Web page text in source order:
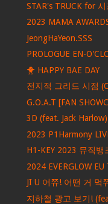
STAR's TRUCK for 시
2023 MAMA
JeongHaYeon.SSS
PROLOGUE EN-
🐥 HAPPY BAE DAY
전지적 그리드 시점
G.O.A.T [FAN
3D (feat. Jack
2023 P1Harmony
H1-KEY 2023 뮤직
2024 EVERGLOW
JI U 어쮸! 어떤 거 먹
지하철 광고 보기!